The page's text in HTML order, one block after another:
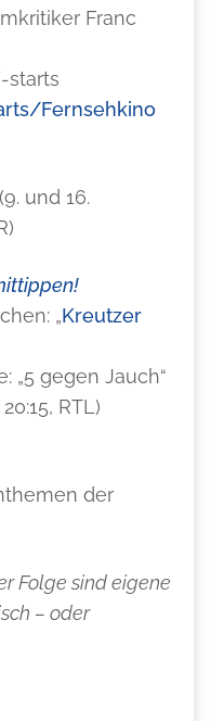
Franc
starts
Fernsehkino
und 16.
„Kreutzer
„5 gegen Jauch“
RTL)
der
Folge sind eigene
– oder